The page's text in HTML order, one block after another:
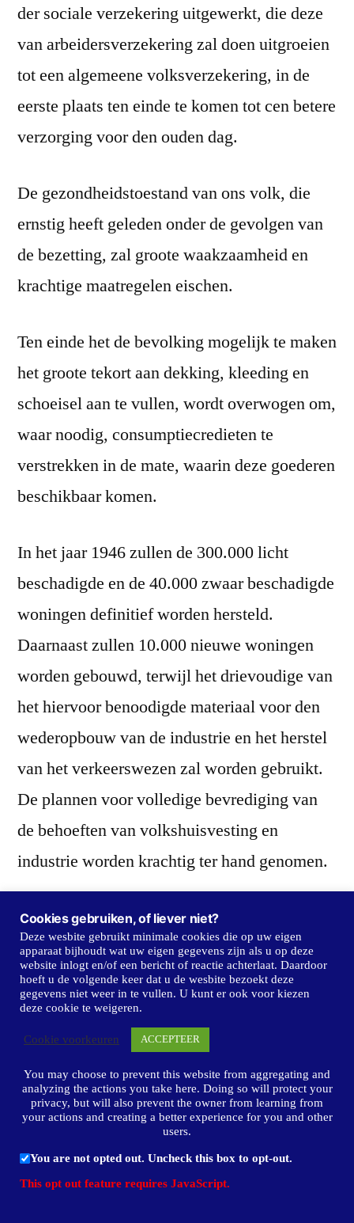
der sociale verzekering uitgewerkt, die deze
van arbeidersverzekering zal doen uitgroeien
tot een algemeene volksverzekering, in de
eerste plaats ten einde te komen tot cen betere
verzorging voor den ouden dag.
De gezondheidstoestand van ons volk, die
ernstig heeft geleden onder de gevolgen van
de bezetting, zal groote waakzaamheid en
krachtige maatregelen eischen.
Ten einde het de bevolking mogelijk te maken
het groote tekort aan dekking, kleeding en
schoeisel aan te vullen, wordt overwogen om,
waar noodig, consumptiecredieten te
verstrekken in de mate, waarin deze goederen
beschikbaar komen.
In het jaar 1946 zullen de 300.000 licht
beschadigde en de 40.000 zwaar beschadigde
woningen definitief worden hersteld.
Daarnaast zullen 10.000 nieuwe woningen
worden gebouwd, terwijl het drievoudige van
het hiervoor benoodigde materiaal voor den
wederopbouw van de industrie en het herstel
van het verkeerswezen zal worden gebruikt.
De plannen voor volledige bevrediging van
de behoeften van volkshuisvesting en
industrie worden krachtig ter hand genomen.
Wettelijke maatregelen zijn in voorbereiding
tot verzeker’mg van de doeltreffende
uitvoermg van dit bouwprogramma.
Ook de wederopbouw van het cultureele
leven heeft de volle aandacht der regeering.
Een reorganisatie van het onderwijs,
inbegrepen het Hooger Onderwijs, is in
voorbereiding. Op de terreinen der kunst en
Cookies gebruiken, of liever niet?
Deze wesbite gebruikt minimale cookies die op uw eigen
apparaat bijhoudt wat uw eigen gegevens zijn als u op deze
website inlogt en/of een bericht of reactie achterlaat. Daardoor
hoeft u de volgende keer dat u de wesbite bezoekt deze
gegevens niet weer in te vullen. U kunt er ook voor kiezen
deze cookie te weigeren.
Cookie voorkeuren ACCEPTEER
You may choose to prevent this website from aggregating and
analyzing the actions you take here. Doing so will protect your
privacy, but will also prevent the owner from learning from
your actions and creating a better experience for you and other
users.
You are not opted out. Uncheck this box to opt-out.
This opt out feature requires JavaScript.